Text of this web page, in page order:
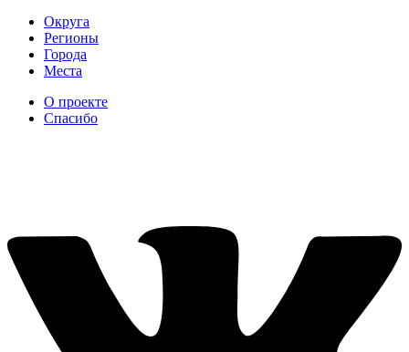
Округа
Регионы
Города
Места
О проекте
Спасибо